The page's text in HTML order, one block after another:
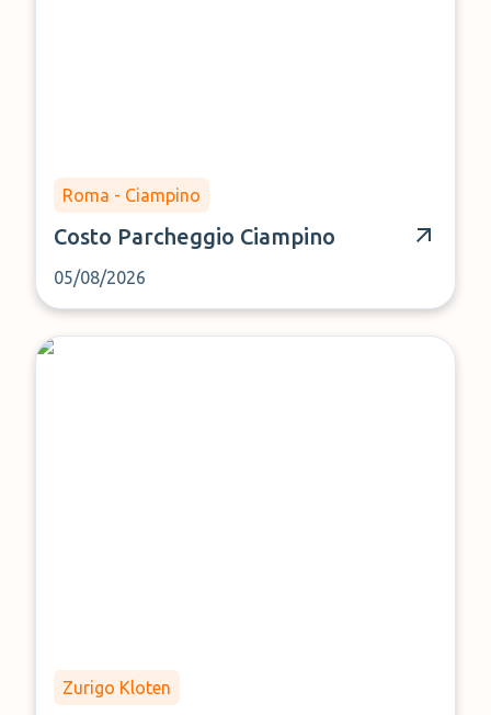
Roma - Ciampino
Costo Parcheggio Ciampino
05/08/2026
Zurigo Kloten